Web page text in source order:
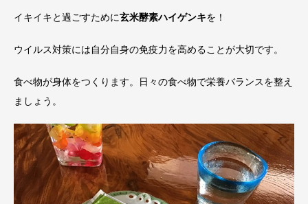
イキイキと過ごすために玄米酵素ハイゲンキを！
ウイルス対策には自分自身の免疫力を高めることが大切です。
食べ物が身体をつくります。日々の食べ物で栄養バランスを整え
ましょう。